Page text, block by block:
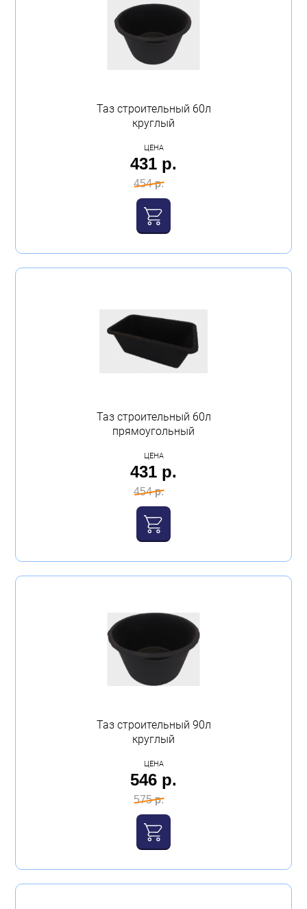
Таз строительный 60л
круглый
ЦЕНА
431 р.
454 р.
Таз строительный 60л
прямоугольный
ЦЕНА
431 р.
454 р.
Таз строительный 90л
круглый
ЦЕНА
546 р.
575 р.